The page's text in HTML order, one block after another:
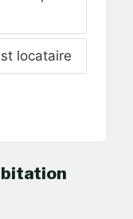
locataire